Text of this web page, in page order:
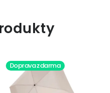
Doprava zdarma